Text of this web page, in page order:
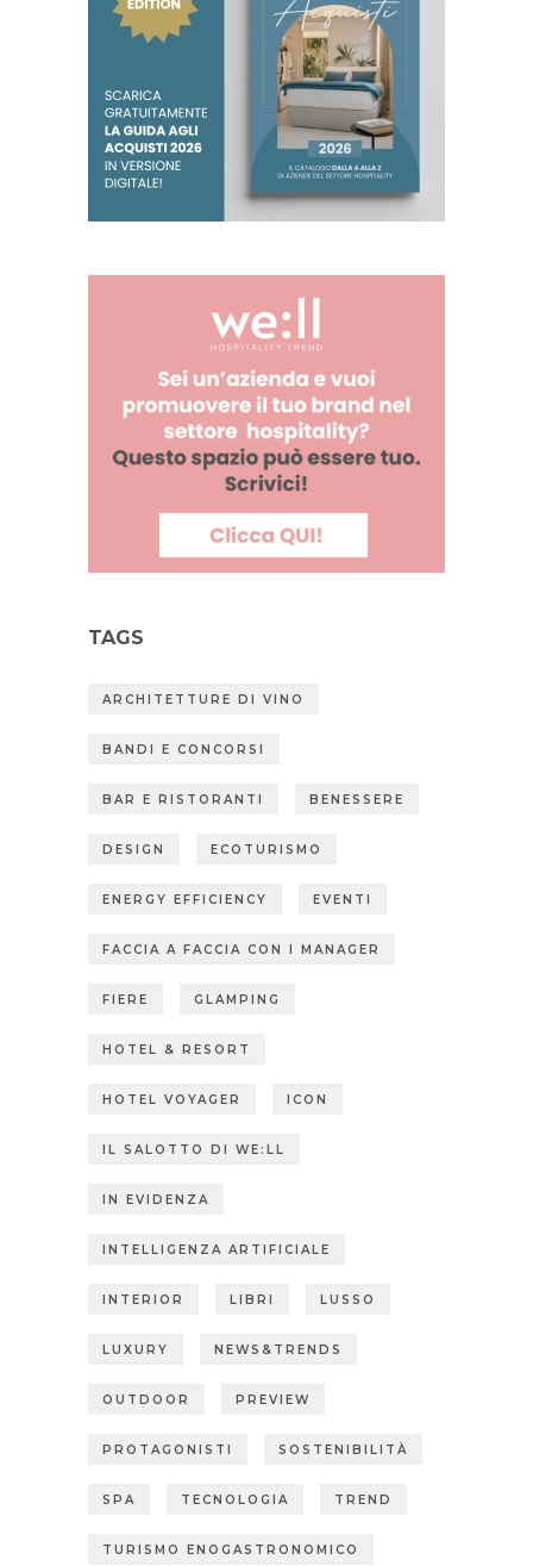
TAGS
ARCHITETTURE DI VINO
BANDI E CONCORSI
BAR E RISTORANTI BENESSERE
DESIGN ECOTURISMO
ENERGY EFFICIENCY EVENTI
FACCIA A FACCIA CON I MANAGER
FIERE GLAMPING
HOTEL & RESORT
HOTEL VOYAGER ICON
IL SALOTTO DI WE:LL
IN EVIDENZA
INTELLIGENZA ARTIFICIALE
INTERIOR LIBRI LUSSO
LUXURY NEWS&TRENDS
OUTDOOR PREVIEW
PROTAGONISTI SOSTENIBILITÀ
SPA TECNOLOGIA TREND
TURISMO ENOGASTRONOMICO